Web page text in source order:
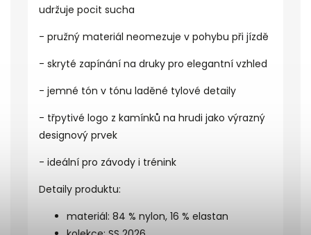
udržuje pocit sucha
- pružný materiál neomezuje v pohybu při jízdě
- skryté zapínání na druky pro elegantní vzhled
- jemné tón v tónu laděné tylové detaily
- třpytivé logo z kamínků na hrudi jako výrazný
designový prvek
- ideální pro závody i trénink
Detaily produktu:
materiál: 84 % nylon, 16 % elastan